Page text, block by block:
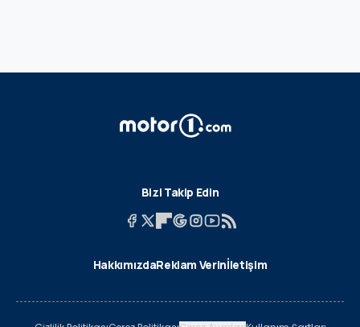
Bizi Takip Edin
HakkımızdaReklam Verinİletişim